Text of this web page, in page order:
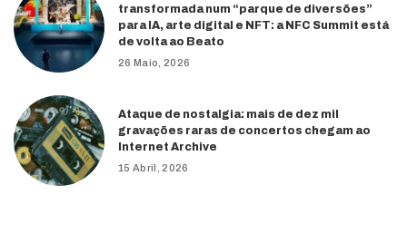
transformada num “parque de diversões”
para IA, arte digital e NFT: a NFC Summit está
de volta ao Beato
26 Maio, 2026
Ataque de nostalgia: mais de dez mil
gravações raras de concertos chegam ao
Internet Archive
15 Abril, 2026